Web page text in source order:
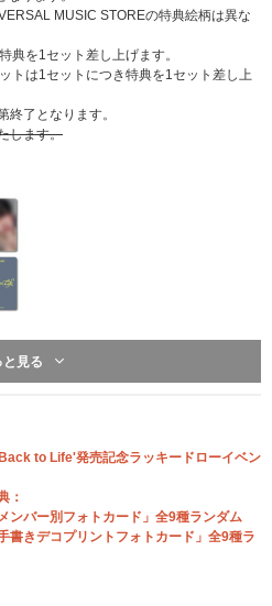
MUSIC STOREの特典絵柄は異な
を1セット差し上げます。
トは1セットにつき特典を1セット差し上
了となります。
します。
ります。
典を1点差し上げます。
は1セットにつき1点差し上げます。
終了となります。
します。
と見る
to Life'発売記念ラッキードローイベン
：
ンバー別フォトカード」全9種ランダム
書きデコプリントフォトカード」全9種ラ